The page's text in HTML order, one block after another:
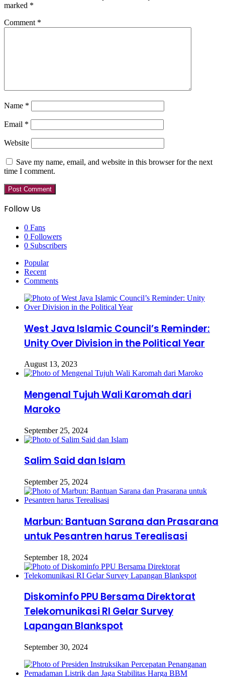
marked *
Comment *
Name *
Email *
Website
Save my name, email, and website in this browser for the next
time I comment.
Follow Us
0 Fans
0 Followers
0 Subscribers
Popular
Recent
Comments
West Java Islamic Council’s Reminder:
Unity Over Division in the Political Year
August 13, 2023
Mengenal Tujuh Wali Karomah dari
Maroko
September 25, 2024
Salim Said dan Islam
September 25, 2024
Marbun: Bantuan Sarana dan Prasarana
untuk Pesantren harus Terealisasi
September 18, 2024
Diskominfo PPU Bersama Direktorat
Telekomunikasi RI Gelar Survey
Lapangan Blankspot
September 30, 2024